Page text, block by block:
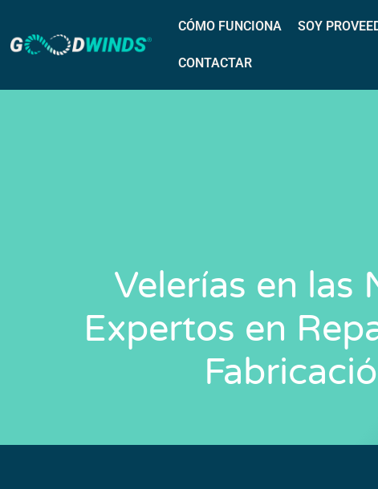
CÓMO FUNCIONA SOY
CONTACTAR
Velerías en las
Expertos en